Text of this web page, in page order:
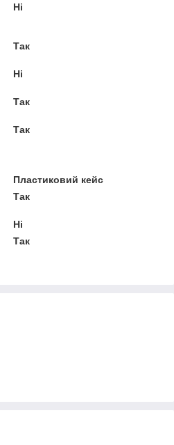
Ні
Так
Ні
Так
Так
Пластиковий кейс
Так
Ні
Так